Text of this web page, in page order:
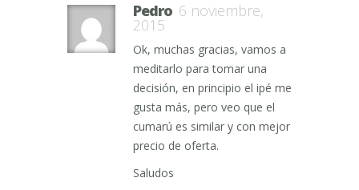
Pedro 6 noviembre,
2015
Ok, muchas gracias, vamos a
meditarlo para tomar una
decisión, en principio el ipé me
gusta más, pero veo que el
cumarú es similar y con mejor
precio de oferta.
Saludos